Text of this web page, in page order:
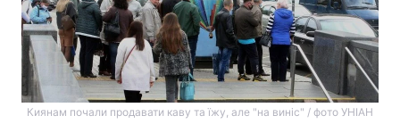
Киянам почали продавати каву та їжу, але "на виніс" / фото УНІАН